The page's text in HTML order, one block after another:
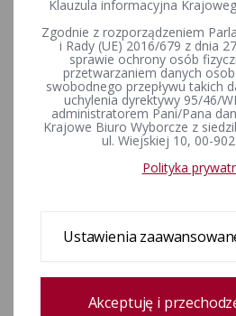
rejestru
I kwartał (pdf) - Stan na 31 marca
I kwartał (xlsx) - Stan na 31
II kwartał (pdf) - Stan na 30
II kwartał (xlsx) - Stan na 30
III kwartał (pdf) - Stan na 30
III kwartał (xlsx) - Stan na 30
IV kwartał (xlsx) - Stan na 31
Klauzula informacyjna
Zgodnie z rozporządzeniem
i Rady (UE) 2016/679 z dnia
sprawie ochrony osób
przetwarzaniem danych
swobodnego przepływu takich
uchylenia dyrektywy 95/46/
administratorem Pani/Pana
Krajowe Biuro Wyborcze z
ul. Wiejskiej 10, 00-
Polityka
Ustawienia
Akceptuję i